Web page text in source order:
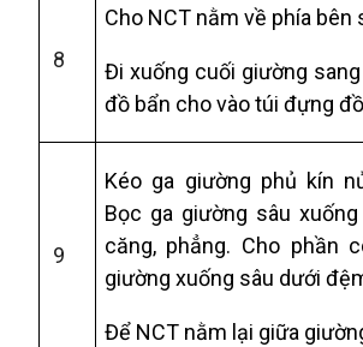
8
Cho NCT nằm về phía bên
Đi xuống cuối giường
đồ bẩn cho vào túi đựng
9
Kéo ga giường phủ kín
Bọc ga giường sâu
căng, phẳng. Cho phần
giường xuống sâu dưới
Để NCT nằm lại giữa